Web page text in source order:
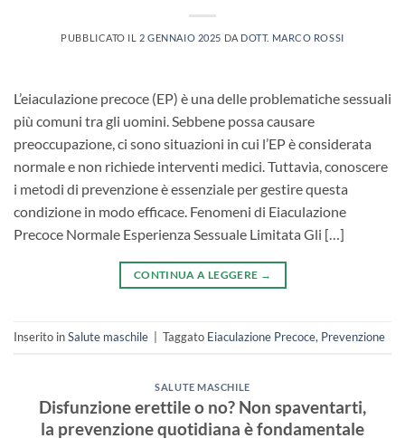
PUBBLICATO IL 2 GENNAIO 2025 DA DOTT. MARCO ROSSI
L’eiaculazione precoce (EP) è una delle problematiche sessuali
più comuni tra gli uomini. Sebbene possa causare
preoccupazione, ci sono situazioni in cui l’EP è considerata
normale e non richiede interventi medici. Tuttavia, conoscere
i metodi di prevenzione è essenziale per gestire questa
condizione in modo efficace. Fenomeni di Eiaculazione
Precoce Normale Esperienza Sessuale Limitata Gli […]
CONTINUA A LEGGERE →
Inserito inSalute maschile Taggato Eiaculazione Precoce, Prevenzione
SALUTE MASCHILE
Disfunzione erettile o no? Non spaventarti,
la prevenzione quotidiana è fondamentale